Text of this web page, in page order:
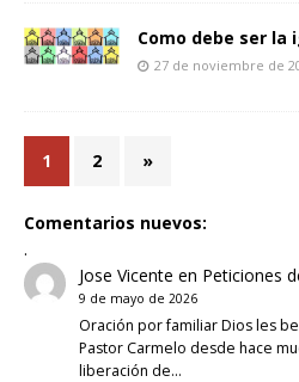
Como debe ser la
27 de noviembre de
1 2 »
Comentarios nuevos:
.
Jose Vicente en Peticiones
9 de mayo de 2026
Oración por familiar Dios les
Pastor Carmelo desde hace
liberación de…